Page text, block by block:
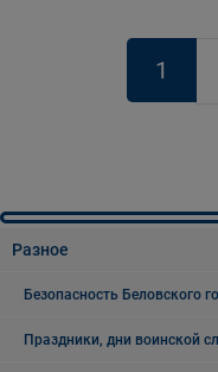
1
Разное
Безопасность Беловского
Праздники, дни воинской